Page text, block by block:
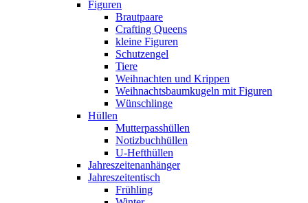
Figuren
Brautpaare
Crafting Queens
kleine Figuren
Schutzengel
Tiere
Weihnachten und Krippen
Weihnachtsbaumkugeln mit Figuren
Wünschlinge
Hüllen
Mutterpasshüllen
Notizbuchhüllen
U-Hefthüllen
Jahreszeitenanhänger
Jahreszeitentisch
Frühling